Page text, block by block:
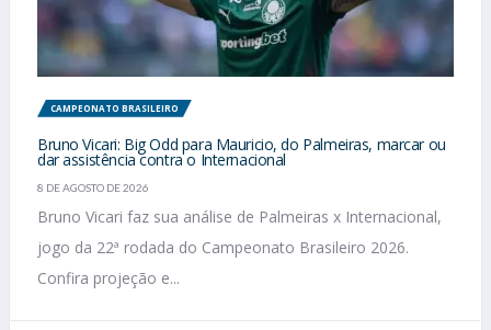
CAMPEONATO BRASILEIRO
Bruno Vicari: Big Odd para Mauricio, do Palmeiras, marcar ou
dar assistência contra o Internacional
8 DE AGOSTO DE 2026
Bruno Vicari faz sua análise de Palmeiras x Internacional,
jogo da 22ª rodada do Campeonato Brasileiro 2026.
Confira projeção e...